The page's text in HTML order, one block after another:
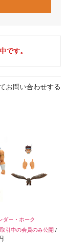
です。
お問い合わせする
ダー・ホーク
取引中の会員のみ公開 /